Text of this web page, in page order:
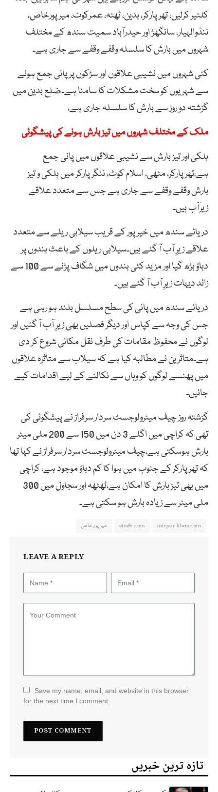
کلئیر کرلیں، تھرپارکر، بدین، ٹھٹہ، عمرکوٹ، میرپورخاص،
ٹنڈوالہیار، سانگھڑ اور حیدرآباد سمیت سندھ کے مختلف
شہروں میں بارش کا سلسلہ وقفے وقفے سے جاری ہے۔
کئی شہروں میں نشیبی علاقوں اور سڑکوں پر پانی جمع ہونے
سے شہریوں کو سخت مشکلات کا سامنا ہے۔ضلع بدین میں
گزشتہ دو روز سے بارش کا سلسلہ جاری ہے،
ملک کے مختلف شہروں میں تیز بارش ہونے کی پیشگوئی
ہلکی اور تیز بارش سے نشیبی علاقوں میں پانی جمع
ہے،تھرپارکر، مٹھی، اسلام کوٹ، ننگرپارکر میں ہلکی و تیز
بارش وقفے وقفے سے جاری ہے جس سے متعدد علاقے
زیرآب ہیں۔
دریائے سندھ میں خیر پور کے قریب سیلابی ریلے سے متعدد
علاقے زیرِ آب آ گئے ہیں۔سیلابی ریلوں کے باعث بندوں پر
دباؤ بڑھ گیا اور مزید کئی بندوں میں شگاف پڑنے سے 100 سے
زائد دیہات زیرِ آب آ گئے ہیں۔
دریائے سندھ میں پانی کی سطح مسلسل بلند ہو رہی ہے
جس کی وجہ سے کپاس اور دیگر فصلیں بھی زیرِ آب آ گئیں اور
لوگوں نے محفوظ مقامات کی طرف نقل مکانی شروع کر دی
ہے۔متاثرین نے مطالبہ کیا ہے کہ سیلاب سے متاثرہ علاقوں
میں پھنسے لوگوں کو وہاں سے نکالنے کے لیے اقدامات کیے
جائیں۔
گزشتہ روز چیف میٹرولوجسٹ سردار سرفراز نے پیشگوئی کی
تھی کہ کراچی میں اگلے 3 دن میں 150 سے 200 ملی میٹر
بارش ہوسکتی ہے،چیف میٹرولوجسٹ سردار سرفراز نے کہا تھا
کہ تھرپارکر کے جنوب میں ہوا کا کم دباؤ موجود ہے، کراچی
میں بھی تیز بارش کا امکان ہے،ٹھٹھہ اور سجاول میں 300
ملی میٹر سے زیادہ بارش ہو سکتی ہے۔
mirpur khas rain
sindh rain میرپور خاص
LEAVE A REPLY
Save my name, email, and website in this browser
for the next time I comment.
تازہ ترین خبریں